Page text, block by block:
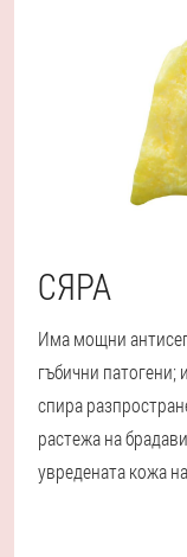
СЯРА
Има мощни
гъбични патогени;
спира
растежа на
увредената кожа